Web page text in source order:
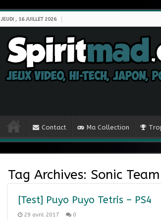
JEUDI , 16 JUILLET 2026
Contact Ma Collection
Tag Archives: Sonic Team
[Test] Puyo Puyo Tetris – PS4
29 avril 2017 0